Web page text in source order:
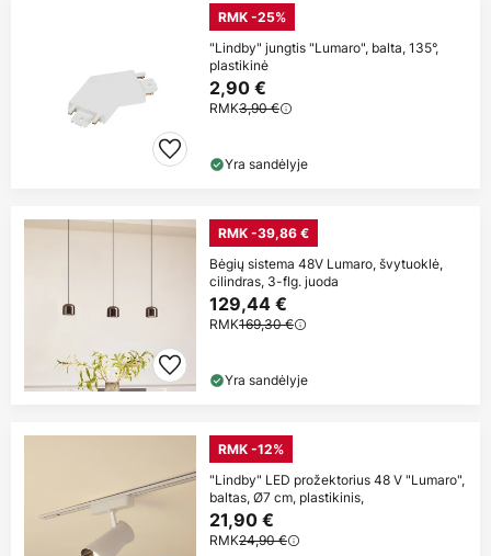
RMK -25%
"Lindby" jungtis "Lumaro", balta, 135°,
plastikinė
2,90 €
RMK3,90 €
Yra sandėlyje
RMK -39,86 €
Bėgių sistema 48V Lumaro, švytuoklė,
cilindras, 3-flg. juoda
129,44 €
RMK169,30 €
Yra sandėlyje
RMK -12%
"Lindby" LED prožektorius 48 V "Lumaro",
baltas, Ø7 cm, plastikinis,
21,90 €
RMK24,90 €